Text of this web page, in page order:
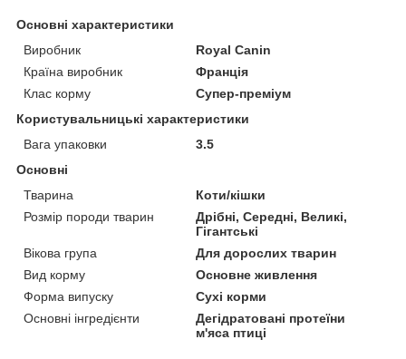
Основні характеристики
Виробник
Royal Canin
Країна виробник
Франція
Клас корму
Супер-преміум
Користувальницькі характеристики
Вага упаковки
3.5
Основні
Тварина
Коти/кішки
Розмір породи тварин
Дрібні, Середні, Великі,
Гігантські
Вікова група
Для дорослих тварин
Вид корму
Основне живлення
Форма випуску
Сухі корми
Основні інгредієнти
Дегідратовані протеїни
м'яса птиці